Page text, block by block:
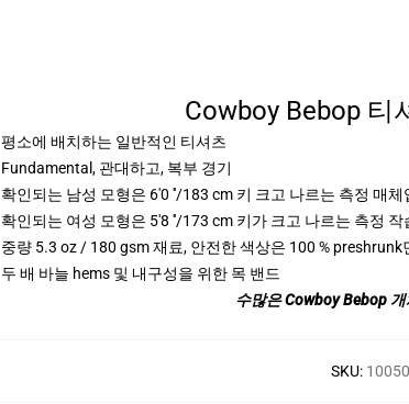
Cowboy Bebop 티
평소에 배치하는 일반적인 티셔츠
Fundamental, 관대하고, 복부 경기
확인되는 남성 모형은 6'0 ′′/183 cm 키 크고 나르는 측정 매
확인되는 여성 모형은 5'8 ′′/173 cm 키가 크고 나르는 측정
중량 5.3 oz / 180 gsm 재료, 안전한 색상은 100 %
두 배 바늘 hems 및 내구성을 위한 목 밴드
수많은 Cowboy Bebop
SKU: